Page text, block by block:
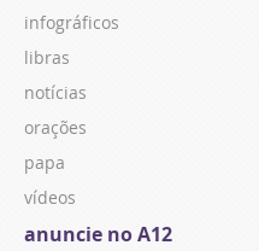
infográficos
libras
notícias
orações
papa
vídeos
anuncie no A12